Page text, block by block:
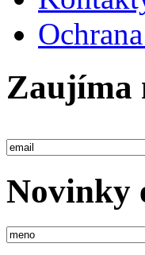
Zaujíma
Novinky